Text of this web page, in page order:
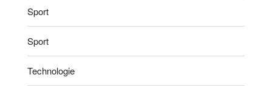
Sport
Sport
Technologie